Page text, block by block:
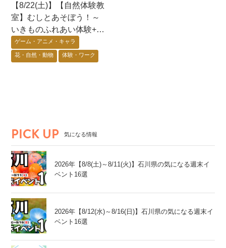
【8/22(土)】【自然体験教
室】むしとあそぼう！～
いきものふれあい体験+昆
虫展示+蟲神器体験会〜@
七尾市
ゲーム・アニメ・キャラ
花・自然・動物 体験・ワーク
PICK UP 気になる情報
2026年【8/8(土)～8/11(火)】石川県の気になる週末イ
ベント16選
2026年【8/12(水)～8/16(日)】石川県の気になる週末イ
ベント16選